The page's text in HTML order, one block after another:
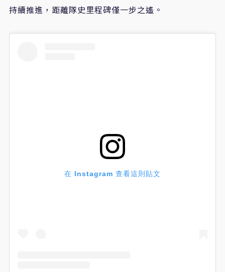
持續推進，距離隊史里程碑僅一步之遙。
在 Instagram 查看這則貼文